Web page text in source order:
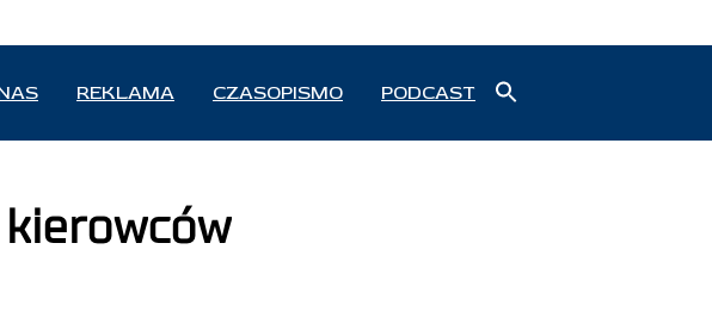
REKLAMA CZASOPISMO PODCAST